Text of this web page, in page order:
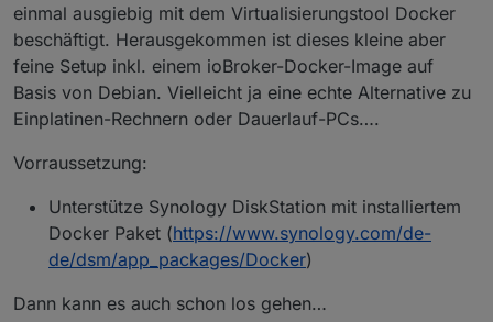
einmal ausgiebig mit dem Virtualisierungstool Docker
beschäftigt. Herausgekommen ist dieses kleine aber
feine Setup inkl. einem ioBroker-Docker-Image auf
Basis von Debian. Vielleicht ja eine echte Alternative zu
Einplatinen-Rechnern oder Dauerlauf-PCs….
Vorraussetzung:
Unterstütze Synology DiskStation mit installiertem
Docker Paket (https://www.synology.com/de-
de/dsm/app_packages/Docker)
Dann kann es auch schon los gehen…